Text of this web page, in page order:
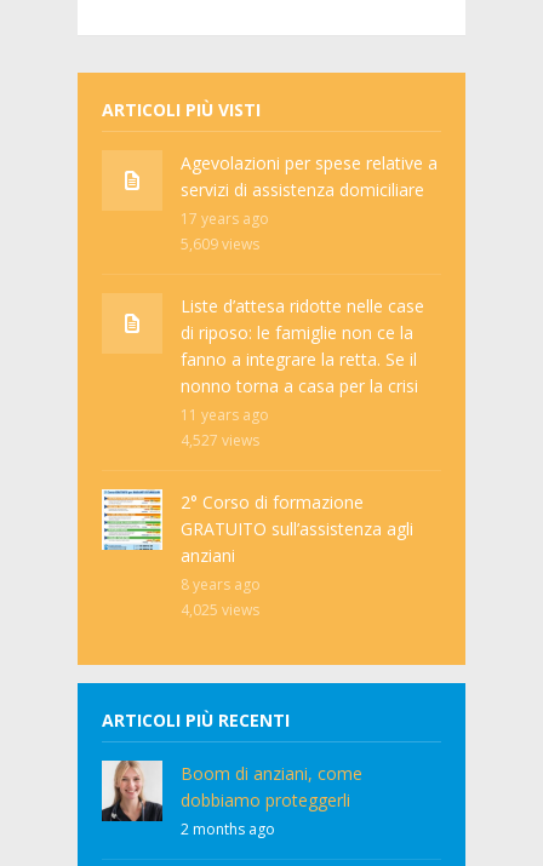
ARTICOLI PIÙ VISTI
Agevolazioni per spese relative a
servizi di assistenza domiciliare
17 years ago
5,609views
Liste d’attesa ridotte nelle case
di riposo: le famiglie non ce la
fanno a integrare la retta. Se il
nonno torna a casa per la crisi
11 years ago
4,527 views
2° Corso di formazione
GRATUITO sull’assistenza agli
anziani
8 years ago
4,025 views
ARTICOLI PIÙ RECENTI
Boom di anziani, come
dobbiamo proteggerli
2 months ago